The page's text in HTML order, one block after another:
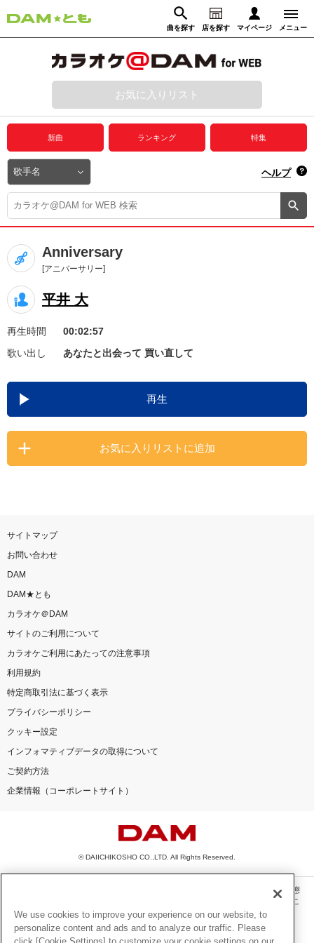
曲を探す 店を探す マイページ メニュー
動画からさがす 録音からさがす
ログイン
プレミアムサービス
DAM★とも動画
DAM★とも録音
カラオケ＠DAM
ユーザー検索
キャンペーン
お知らせ よくあるご質問
DAMの新曲・ランキングなど
カラオケ最新情報をチェック！
お気に入りリスト
新曲 ランキング 特集
ヘルプ
Anniversary
[アニバーサリー]
平井 大
再生時間
00:02:57
歌い出し
あなたと出会って 買い直して
再生
お気に入りリストに追加
サイトマップ
お問い合わせ
DAM
DAM★とも
カラオケ＠DAM
サイトのご利用について
カラオケご利用にあたっての注意事項
利用規約
特定商取引法に基づく表示
プライバシーポリシー
クッキー設定
インフォマティブデータの取得について
ご契約方法
企業情報（コーポレートサイト）
© DAIICHIKOSHO CO.,LTD. All Rights Reserved.
このサイトに掲載されている一切の文章・画像・写真・動画・音声等を、手段や形態
を問わず、著作権法の定める範囲を超えて無断で複製、転載、ファイル化などするこ
とを禁じます。
楽曲及びコンテンツは、機種によりご利用いただけない場合があります。
We use cookies to improve your experience on our website, to
personalize content and ads and to analyze our traffic. Please